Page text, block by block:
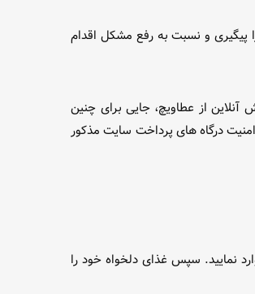
پیگیری و نسبت به رفع مشکل اقدام
از عطاویچ، جایی برای چنین
درگاه های پرداخت سایت مذکور
نمایید. سپس غذای دلخواه خود را